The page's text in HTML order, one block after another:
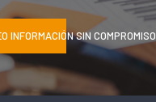
INFORMACIÓN SIN COMPROMISO